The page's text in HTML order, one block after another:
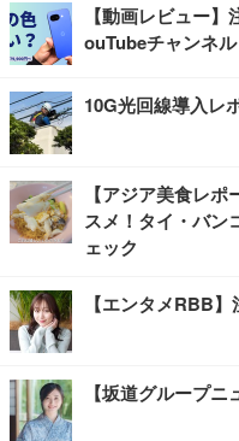
【動画レビュー
ouTubeチャンネル
10G光回線導入レ
【アジア美食レ
スメ！タイ・バン
ェック
【エンタメRBB
【坂道グループ